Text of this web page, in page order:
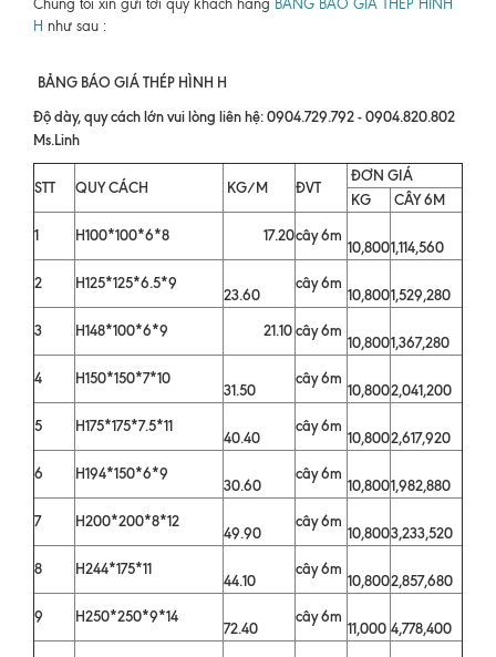
Chúng tôi xin gửi tới quý khách hàng BẢNG BÁO GIÁ THÉP HÌNH
H như sau :
BẢNG BÁO GIÁ THÉP HÌNH H
Độ dày, quy cách lớn vui lòng liên hệ: 0904.729.792 - 0904.820.802
Ms.Linh
STT QUY CÁCH KG/M ĐVT
ĐƠN GIÁ
KG
CÂY 6M
1
H100*100*6*8 17.20cây 6m
10,8001,114,560
2
H125*125*6.5*9
23.60
cây 6m
10,8001,529,280
3
H148*100*6*9 21.10cây 6m
10,8001,367,280
4
H150*150*7*10
31.50
cây 6m
10,8002,041,200
5
H175*175*7.5*11
40.40
cây 6m
10,8002,617,920
6
H194*150*6*9
30.60
cây 6m
10,8001,982,880
7
H200*200*8*12
49.90
cây 6m
10,8003,233,520
8
H244*175*11
44.10
cây 6m
10,8002,857,680
9
H250*250*9*14
72.40
cây 6m
11,000 4,778,400